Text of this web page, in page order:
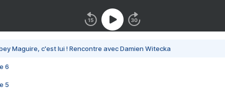
Maguire, c'est lui ! Rencontre avec Damien Witecka
6
5